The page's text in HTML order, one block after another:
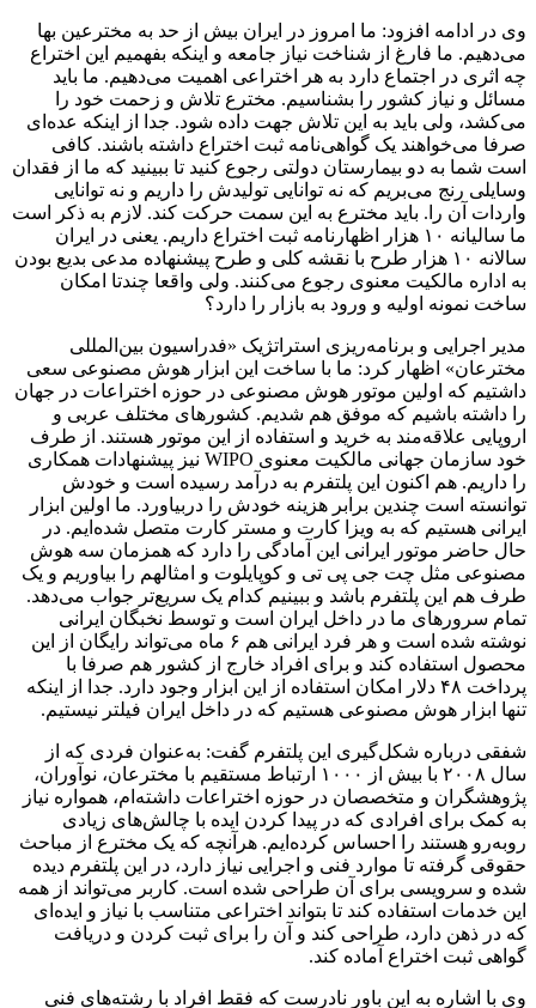
وی در ادامه افزود: ما امروز در ایران بیش از حد به مخترعین بها
می‌دهیم. ما فارغ از شناخت نیاز جامعه و اینکه بفهمیم این اختراع
چه اثری در اجتماع دارد به هر اختراعی اهمیت می‌دهیم. ما باید
مسائل و نیاز کشور را بشناسیم. مخترع تلاش و زحمت خود را
می‌کشد، ولی باید به این تلاش جهت داده شود. جدا از اینکه عده‌ای
صرفا می‌خواهند یک گواهی‌نامه‌ ثبت اختراع داشته باشند. کافی
است شما به دو بیمارستان دولتی رجوع کنید تا ببینید که ما از فقدان
وسایلی رنج می‌بریم که نه توانایی تولیدش را داریم و نه توانایی
واردات آن را. باید مخترع به این سمت حرکت کند. لازم به ذکر است
ما سالیانه ۱۰ هزار اظهارنامه‌ ثبت اختراع داریم. یعنی در ایران
سالانه ۱۰ هزار طرح با نقشه‌ کلی و طرح پیشنهاده مدعی بدیع بودن
به اداره‌ مالکیت معنوی رجوع می‌کنند. ولی واقعا چندتا امکان
ساخت نمونه اولیه و ورود به بازار را دارد؟
مدیر اجرایی و برنامه‌ریزی استراتژیک «فدراسیون بین‌المللی
مخترعان» اظهار کرد: ما با ساخت این ابزار هوش مصنوعی سعی
داشتیم که اولین موتور هوش مصنوعی در حوزه اختراعات در جهان
را داشته باشیم که موفق هم شدیم. کشورهای مختلف عربی و
اروپایی علاقه‌مند به خرید و استفاده از این موتور هستند. از طرف
خود سازمان جهانی مالکیت معنوی WIPO نیز پیشنهادات همکاری
را داریم. هم اکنون این پلتفرم به درآمد رسیده است و خودش
توانسته است چندین برابر هزینه‌ خودش را دربیاورد. ما اولین ابزار
ایرانی هستیم که به ویزا کارت و مستر کارت متصل شده‌ایم. در
حال حاضر موتور ایرانی این آمادگی را دارد که همزمان سه هوش
مصنوعی مثل چت جی پی تی و کوپایلوت و امثالهم را بیاوریم و یک
طرف هم این پلتفرم باشد و ببینیم کدام یک سریع‌تر جواب می‌دهد.
تمام سرورهای ما در داخل ایران است و توسط نخبگان ایرانی
نوشته شده است و هر فرد ایرانی هم ۶ ماه می‌تواند رایگان از این
محصول استفاده کند و برای افراد خارج از کشور هم صرفا با
پرداخت ۴۸ دلار امکان استفاده از این ابزار وجود دارد. جدا از اینکه
تنها ابزار هوش مصنوعی هستیم که در داخل ایران فیلتر نیستیم.
شفقی درباره‌ شکل‌گیری این پلتفرم گفت: به‌عنوان فردی که از
سال ۲۰۰۸ با بیش از ۱۰۰۰ ارتباط مستقیم با مخترعان، نوآوران،
پژوهشگران و متخصصان در حوزه اختراعات داشته‌ام، همواره نیاز
به کمک برای افرادی که در پیدا کردن ایده با چالش‌های زیادی
روبه‌رو هستند را احساس کرده‌ایم. هرآنچه که یک مخترع از مباحث
حقوقی گرفته تا موارد فنی و اجرایی نیاز دارد، در این پلتفرم دیده
شده و سرویسی برای آن طراحی شده است. کاربر می‌تواند از همه
این خدمات استفاده کند تا بتواند اختراعی متناسب با نیاز و ایده‌ای
که در ذهن دارد، طراحی کند و آن را برای ثبت کردن و دریافت
گواهی ثبت اختراع آماده کند.
وی با اشاره به این باور نادرست که فقط افراد با رشته‌های فنی